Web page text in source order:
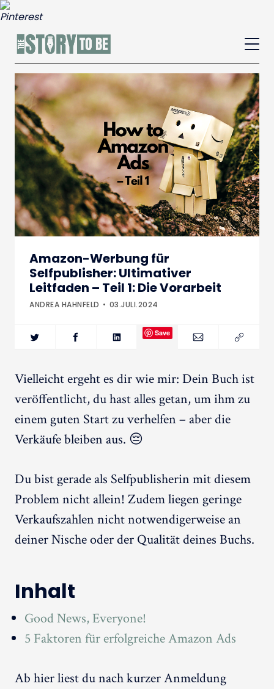
Amazon-Werbung für
Selfpublisher: Ultimativer
Leitfaden – Teil 1: Die Vorarbeit
ANDREA HAHNFELD 03.JULI.2024
Save
Vielleicht ergeht es dir wie mir: Dein Buch ist
veröffentlicht, du hast alles getan, um ihm zu
einem guten Start zu verhelfen – aber die
Verkäufe bleiben aus. 😔
Du bist gerade als Selfpublisherin mit diesem
Problem nicht allein! Zudem liegen geringe
Verkaufszahlen nicht notwendigerweise an
deiner Nische oder der Qualität deines Buchs.
Inhalt
Good News, Everyone!
5 Faktoren für erfolgreiche Amazon Ads
Ab hier liest du nach kurzer Anmeldung